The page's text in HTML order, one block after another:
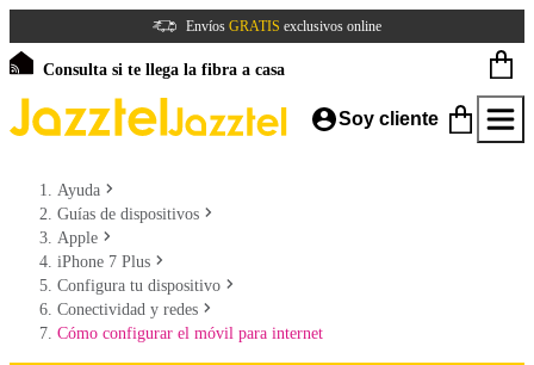
Envíos GRATIS exclusivos online
Consulta si te llega la fibra a casa
Soy cliente
Ayuda
Guías de dispositivos
Apple
iPhone 7 Plus
Configura tu dispositivo
Conectividad y redes
Cómo configurar el móvil para internet